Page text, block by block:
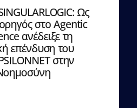
Ως
στο Agentic
ανέδειξε τη
επένδυση του
στην